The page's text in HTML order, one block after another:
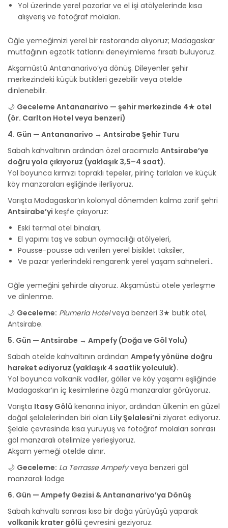
Yol üzerinde yerel pazarlar ve el işi atölyelerinde kısa
alışveriş ve fotoğraf molaları.
Öğle yemeğimizi yerel bir restoranda alıyoruz; Madagaskar
mutfağının egzotik tatlarını deneyimleme fırsatı buluyoruz.
Akşamüstü Antananarivo’ya dönüş. Dileyenler şehir
merkezindeki küçük butikleri gezebilir veya otelde
dinlenebilir.
🌙 Geceleme Antananarivo — şehir merkezinde 4★ otel
(ör. Carlton Hotel veya benzeri)
4. Gün — Antananarivo → Antsirabe Şehir Turu
Sabah kahvaltının ardından özel aracımızla Antsirabe’ye
doğru yola çıkıyoruz (yaklaşık 3,5–4 saat).
Yol boyunca kırmızı topraklı tepeler, pirinç tarlaları ve küçük
köy manzaraları eşliğinde ilerliyoruz.
Varışta Madagaskar’ın kolonyal dönemden kalma zarif şehri
Antsirabe’yi keşfe çıkıyoruz:
Eski termal otel binaları,
El yapımı taş ve sabun oymacılığı atölyeleri,
Pousse-pousse adı verilen yerel bisiklet taksiler,
Ve pazar yerlerindeki rengarenk yerel yaşam sahneleri…
Öğle yemeğini şehirde alıyoruz. Akşamüstü otele yerleşme
ve dinlenme.
🌙 Geceleme: Plumeria Hotelveya benzeri 3★ butik otel,
Antsirabe.
5. Gün — Antsirabe → Ampefy (Doğa ve Göl Yolu)
Sabah otelde kahvaltının ardından Ampefy yönüne doğru
hareket ediyoruz (yaklaşık 4 saatlik yolculuk).
Yol boyunca volkanik vadiler, göller ve köy yaşamı eşliğinde
Madagaskar’ın iç kesimlerine özgü manzaralar görüyoruz.
Varışta Itasy Gölü kenarına iniyor, ardından ülkenin en güzel
doğal şelalelerinden biri olan Lily Şelalesi’ni ziyaret ediyoruz.
Şelale çevresinde kısa yürüyüş ve fotoğraf molaları sonrası
göl manzaralı otelimize yerleşiyoruz.
Akşam yemeği otelde alınır.
🌙 Geceleme: La Terrasse Ampefyveya benzeri göl
manzaralı lodge
6. Gün — Ampefy Gezisi & Antananarivo’ya Dönüş
Sabah kahvaltı sonrası kısa bir doğa yürüyüşü yaparak
volkanik krater gölü çevresini geziyoruz.